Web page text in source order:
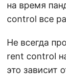
на время
control все
Не всегда
rent control
это зависит